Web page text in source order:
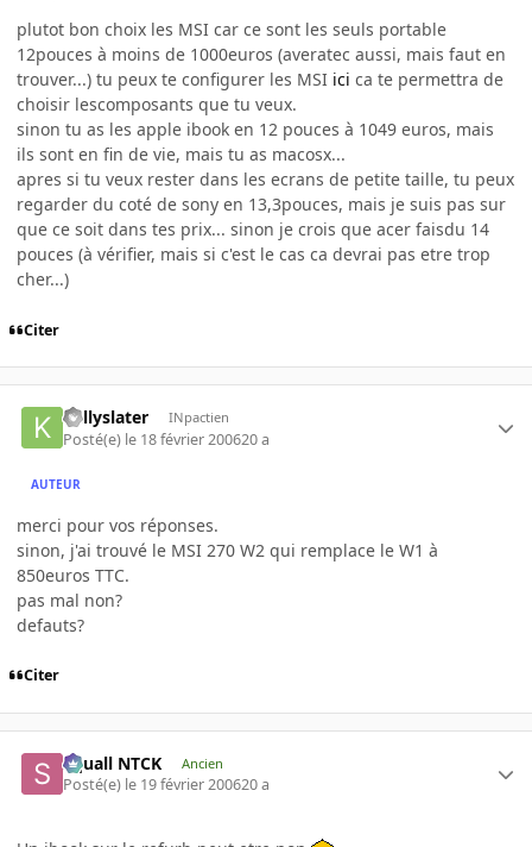
plutot bon choix les MSI car ce sont les seuls portable
12pouces à moins de 1000euros (averatec aussi, mais faut en
trouver...) tu peux te configurer les MSI ici ca te permettra de
choisir lescomposants que tu veux.
sinon tu as les apple ibook en 12 pouces à 1049 euros, mais
ils sont en fin de vie, mais tu as macosx...
apres si tu veux rester dans les ecrans de petite taille, tu peux
regarder du coté de sony en 13,3pouces, mais je suis pas sur
que ce soit dans tes prix... sinon je crois que acer faisdu 14
pouces (à vérifier, mais si c'est le cas ca devrai pas etre trop
cher...)
Citer
kellyslater INpactien
Posté(e) le 18 février 200620 a
AUTEUR
merci pour vos réponses.
sinon, j'ai trouvé le MSI 270 W2 qui remplace le W1 à
850euros TTC.
pas mal non?
defauts?
Citer
Squall NTCK Ancien
Posté(e) le 19 février 200620 a